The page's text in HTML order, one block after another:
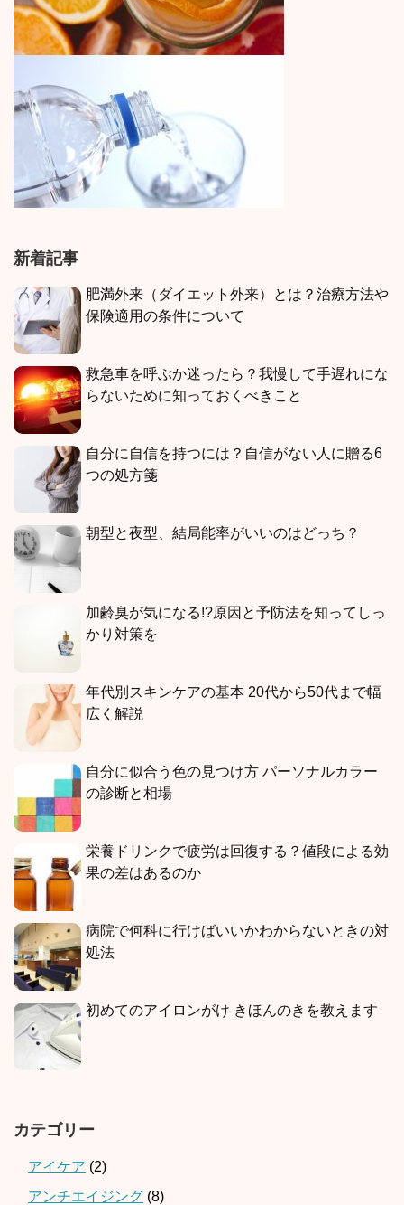
新着記事
肥満外来（ダイエット外来）とは？治療方法や
保険適用の条件について
救急車を呼ぶか迷ったら？我慢して手遅れにな
らないために知っておくべきこと
自分に自信を持つには？自信がない人に贈る6
つの処方箋
朝型と夜型、結局能率がいいのはどっち？
加齢臭が気になる!?原因と予防法を知ってしっ
かり対策を
年代別スキンケアの基本 20代から50代まで幅
広く解説
自分に似合う色の見つけ方 パーソナルカラー
の診断と相場
栄養ドリンクで疲労は回復する？値段による効
果の差はあるのか
病院で何科に行けばいいかわからないときの対
処法
初めてのアイロンがけ きほんのきを教えます
カテゴリー
アイケア (2)
アンチエイジング (8)